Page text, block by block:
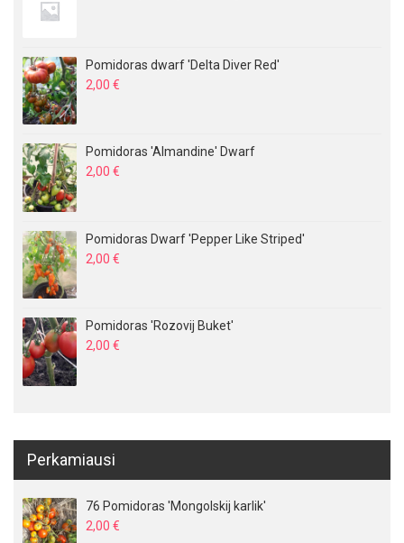
Pomidoras dwarf 'Delta Diver Red'
2,00 €
Pomidoras 'Almandine' Dwarf
2,00 €
Pomidoras Dwarf 'Pepper Like Striped'
2,00 €
Pomidoras 'Rozovij Buket'
2,00 €
Perkamiausi
76 Pomidoras 'Mongolskij karlik'
2,00 €